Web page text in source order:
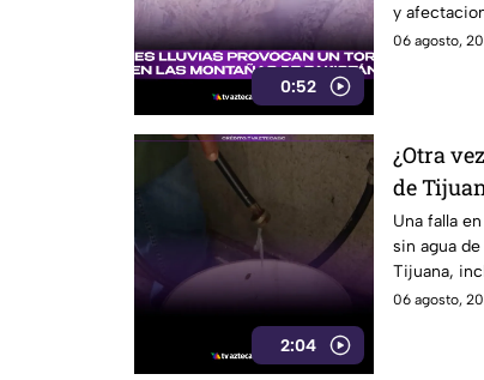
0:52
y
06 agosto,
2:04
¿Otra
de
CESPT
Una falla
sin agua
Tijuana,
Colorado.
06 agosto,